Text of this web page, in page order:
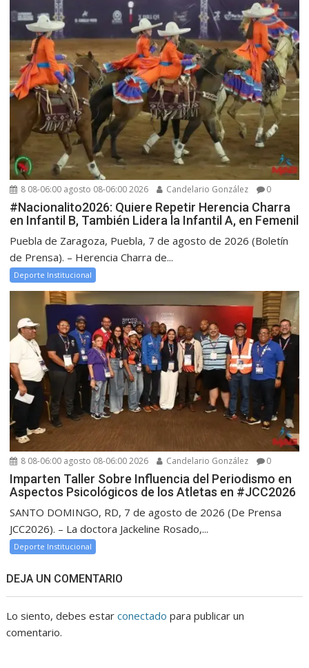
8 08-06:00 agosto 08-06:00 2026 Candelario González 0
#Nacionalito2026: Quiere Repetir Herencia Charra
en Infantil B, También Lidera la Infantil A, en Femenil
Puebla de Zaragoza, Puebla, 7 de agosto de 2026 (Boletín
de Prensa). – Herencia Charra de...
Deporte Institucional
8 08-06:00 agosto 08-06:00 2026 Candelario González 0
Imparten Taller Sobre Influencia del Periodismo en
Aspectos Psicológicos de los Atletas en #JCC2026
SANTO DOMINGO, RD, 7 de agosto de 2026 (De Prensa
JCC2026). – La doctora Jackeline Rosado,...
Deporte Institucional
DEJA UN COMENTARIO
Lo siento, debes estarconectado para publicar un
comentario.